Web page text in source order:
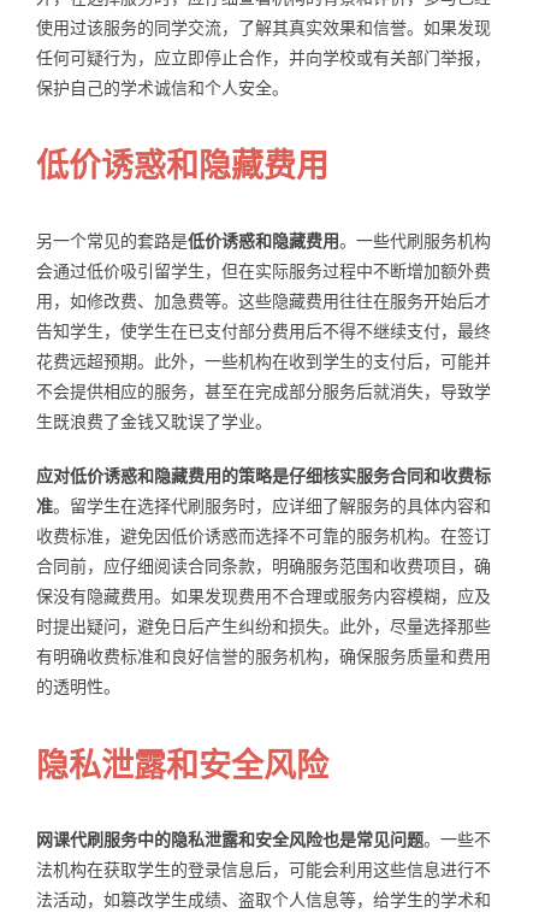
使用过该服务的同学交流，了解其真实效果和信誉。如果发现
任何可疑行为，应立即停止合作，并向学校或有关部门举报，
保护自己的学术诚信和个人安全。
低价诱惑和隐藏费用
另一个常见的套路是低价诱惑和隐藏费用。一些代刷服务机构
会通过低价吸引留学生，但在实际服务过程中不断增加额外费
用，如修改费、加急费等。这些隐藏费用往往在服务开始后才
告知学生，使学生在已支付部分费用后不得不继续支付，最终
花费远超预期。此外，一些机构在收到学生的支付后，可能并
不会提供相应的服务，甚至在完成部分服务后就消失，导致学
生既浪费了金钱又耽误了学业。
应对低价诱惑和隐藏费用的策略是仔细核实服务合同和收费标
准。留学生在选择代刷服务时，应详细了解服务的具体内容和
收费标准，避免因低价诱惑而选择不可靠的服务机构。在签订
合同前，应仔细阅读合同条款，明确服务范围和收费项目，确
保没有隐藏费用。如果发现费用不合理或服务内容模糊，应及
时提出疑问，避免日后产生纠纷和损失。此外，尽量选择那些
有明确收费标准和良好信誉的服务机构，确保服务质量和费用
的透明性。
隐私泄露和安全风险
网课代刷服务中的隐私泄露和安全风险也是常见问题。一些不
法机构在获取学生的登录信息后，可能会利用这些信息进行不
法活动，如篡改学生成绩、盗取个人信息等，给学生的学术和